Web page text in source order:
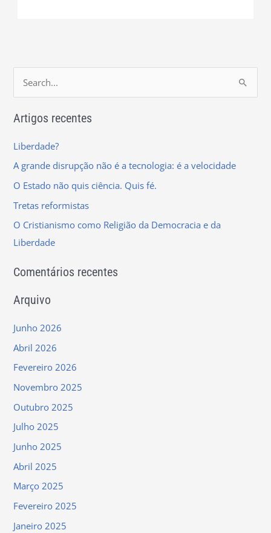
e
a
h
f
o
r
:
Artigos recentes
Liberdade?
A grande disrupção não é a tecnologia: é a velocidade
O Estado não quis ciência. Quis fé.
Tretas reformistas
O Cristianismo como Religião da Democracia e da
Liberdade
Comentários recentes
Arquivo
Junho 2026
Abril 2026
Fevereiro 2026
Novembro 2025
Outubro 2025
Julho 2025
Junho 2025
Abril 2025
Março 2025
Fevereiro 2025
Janeiro 2025